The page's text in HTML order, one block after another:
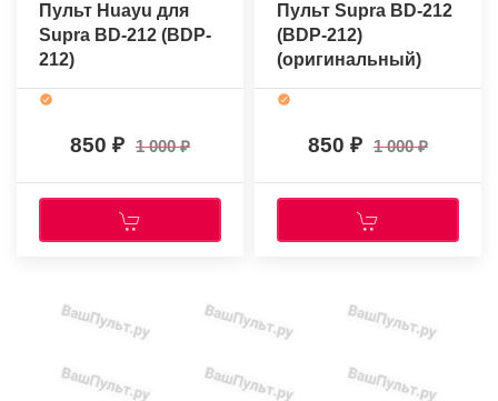
Пульт Huayu для
Supra BD-212 (BDP-
212)
850 1 000
Пульт Supra BD-212
(BDP-212)
(оригинальный)
850 1 000